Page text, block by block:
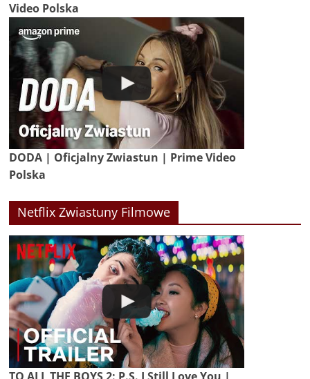
Video Polska
DODA | Oficjalny Zwiastun | Prime Video
Polska
Netflix Zwiastuny Filmowe